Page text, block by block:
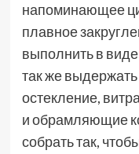
напоминающее
плавное
выполнить в
так же
остекление,
и обрамляющие
собрать так,